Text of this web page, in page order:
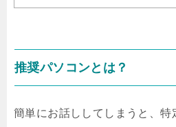
推奨パソコンとは？
簡単にお話ししてしまうと、特